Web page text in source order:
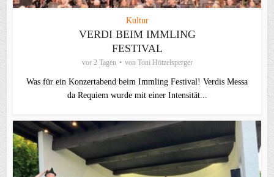
Kultur
VERDI BEIM IMMLING
FESTIVAL
vor 2 Tagen von Toni Hötzelsperger
Was für ein Konzertabend beim Immling Festival! Verdis Messa
da Requiem wurde mit einer Intensität...